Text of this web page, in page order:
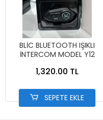
BLİC BLUETOOTH IŞIKLI
İNTERCOM MODEL Y12
1,320.00 TL
SEPETE EKLE